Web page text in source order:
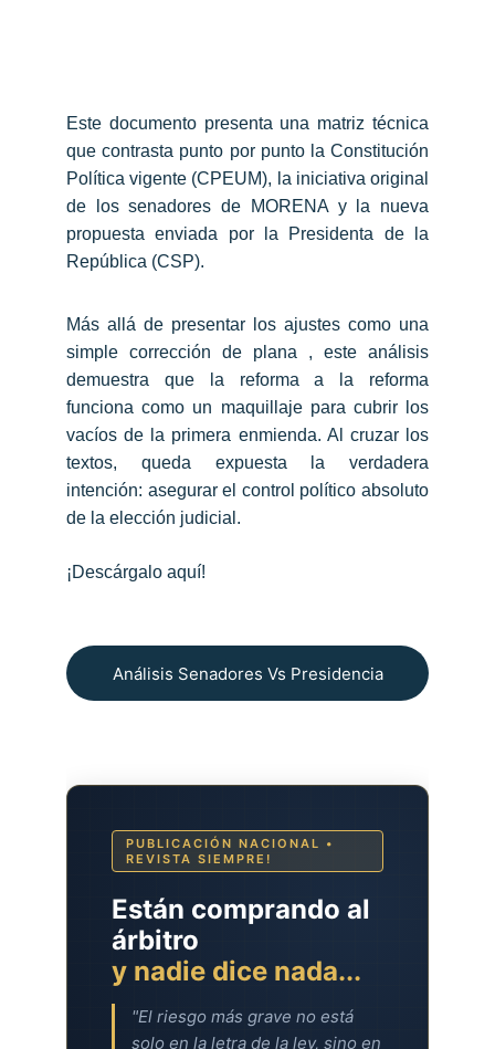
Análisis Senadores Vs Presidencia
Este documento presenta una matriz técnica
que contrasta punto por punto la Constitución
Política vigente (CPEUM), la iniciativa original
de los senadores de MORENA y la nueva
propuesta enviada por la Presidenta de la
República (CSP).
Más allá de presentar los ajustes como una
simple corrección de plana , este análisis
demuestra que la reforma a la reforma
funciona como un maquillaje para cubrir los
vacíos de la primera enmienda. Al cruzar los
textos, queda expuesta la verdadera
intención: asegurar el control político absoluto
de la elección judicial.
¡Descárgalo aquí!